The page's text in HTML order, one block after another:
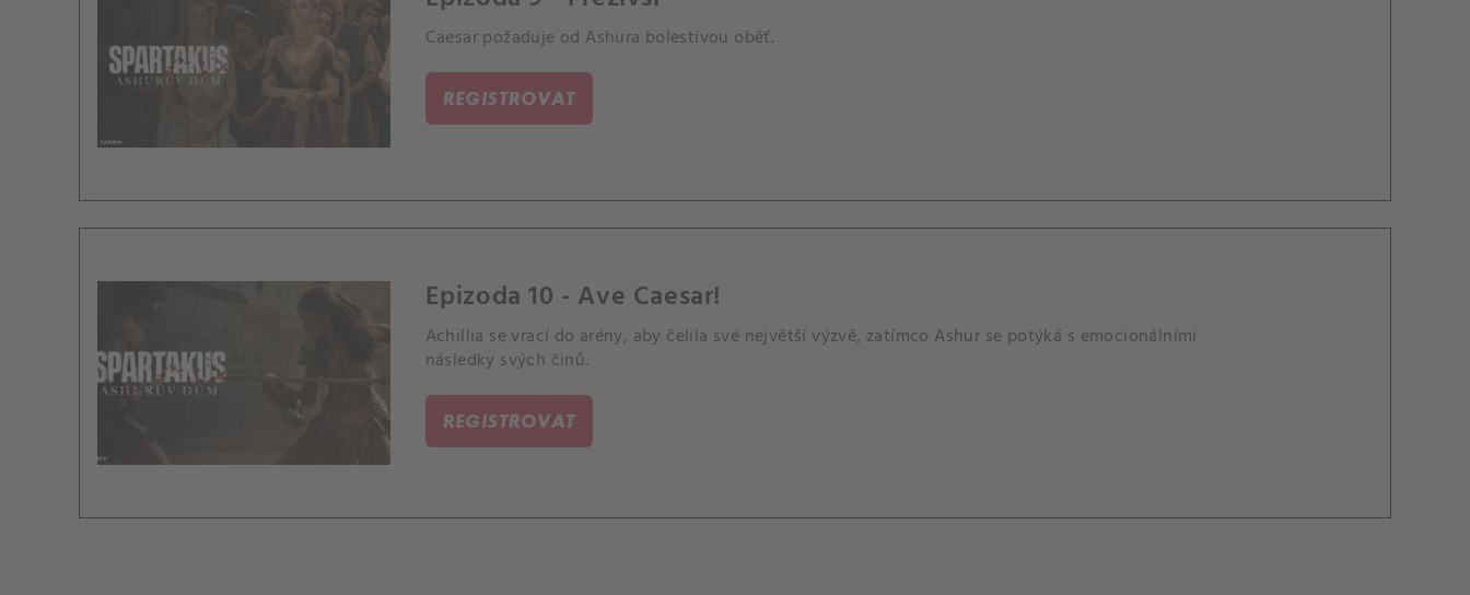
Caesar požaduje od Ashura bolestivou oběť.
REGISTROVAT
Epizoda 10 - Ave Caesar!
Achillia se vrací do arény, aby čelila své největší výzvě, zatímco Ashur se potýká s emocionálními
následky svých činů.
REGISTROVAT